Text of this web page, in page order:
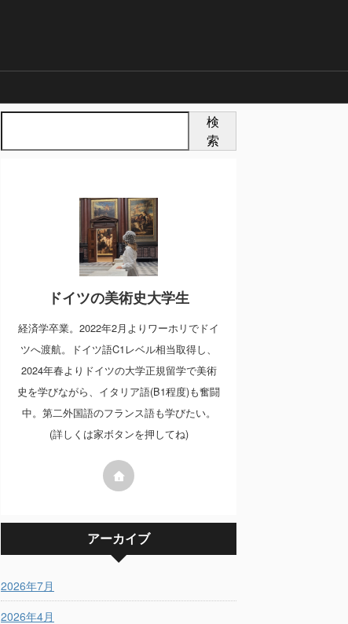
検
索
ドイツの美術史大学生
経済学卒業。2022年2月よりワーホリでドイ
ツへ渡航。ドイツ語C1レベル相当取得し、
2024年春よりドイツの大学正規留学で美術
史を学びながら、イタリア語(B1程度)も奮闘
中。第二外国語のフランス語も学びたい。
(詳しくは家ボタンを押してね)
アーカイブ
2026年7月
2026年4月